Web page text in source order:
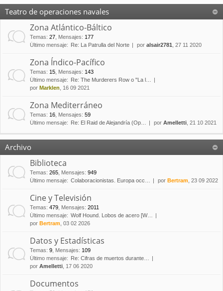
Teatro de operaciones navales
Zona Atlántico-Báltico
Temas: 27 Mensajes: 177
Último mensaje:
Re: La Patrulla del Norte por alsair2781 , 27 11 2020
Zona Índico-Pacífico
Temas: 15 Mensajes: 143
Último mensaje:
Re: The Murderers Row o "La l…
por Marklen , 16 09 2021
Zona Mediterráneo
Temas: 16 Mensajes: 59
Último mensaje:
Re: El Raid de Alejandría (Op… por Amelletti , 21 10 2021
Archivo
Biblioteca
Temas: 265 Mensajes: 949
Último mensaje: Colaboracionistas. Europa occ… por Bertram , 23 09 2022
Cine y Televisión
Temas: 479 Mensajes: 2011
Último mensaje: Wolf Hound. Lobos de acero [W…
por Bertram , 03 02 2026
Datos y Estadísticas
Temas: 9 Mensajes: 109
Último mensaje:
Re: Cifras de muertos durante…
por Amelletti , 17 06 2020
Documentos